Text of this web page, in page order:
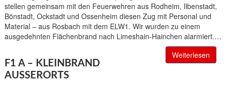
stellen gemeinsam mit den Feuerwehren aus Rodheim, Ilbenstadt,
Bönstadt, Ockstadt und Ossenheim diesen Zug mit Personal und
Material – aus Rosbach mit dem ELW1. Wir wurden zu einem
ausgedehnten Flächenbrand nach Limeshain-Hainchen alarmiert.…
Weiterlesen
F1 A – KLEINBRAND
AUSSERORTS